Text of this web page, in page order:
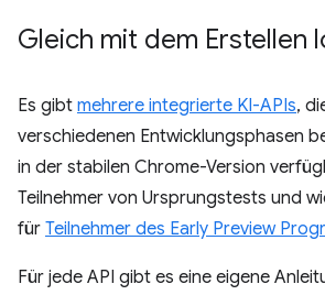
Gleich mit dem Erstellen
Es gibt mehrere integrierte KI-APIs,
verschiedenen Entwicklungsphasen
in der stabilen Chrome-Version
Teilnehmer von Ursprungstests und
für Teilnehmer des Early Preview
Für jede API gibt es eine eigene